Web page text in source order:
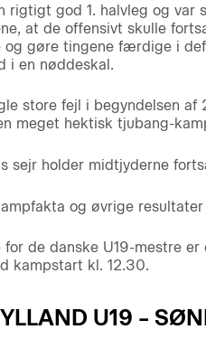
rigtigt god 1. halvleg og
at de offensivt skulle
gøre tingene færdige i
i en nøddeskal.
store fejl i begyndelsen
meget hektisk tjubang-
sejr holder midtjyderne
og øvrige resultater
de danske U19-mestre
kampstart kl. 12.30.
U19 –